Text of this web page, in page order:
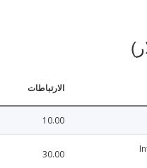
الارتباطات
10.00
30.00